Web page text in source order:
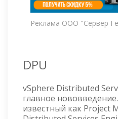
Реклама ООО "Сервер
DPU
vSphere Distributed
главное
известный как Project